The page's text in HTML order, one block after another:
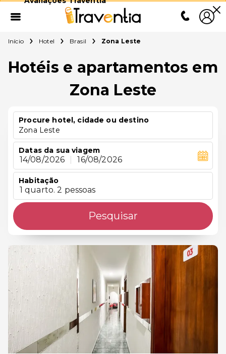
Início Hotel Brasil Zona Leste
Hotéis e apartamentos em
Zona Leste
Procure hotel, cidade ou destino
Zona Leste
Datas da sua viagem
14/08/2026 16/08/2026
Habitação
1 quarto. 2 pessoas
Pesquisar